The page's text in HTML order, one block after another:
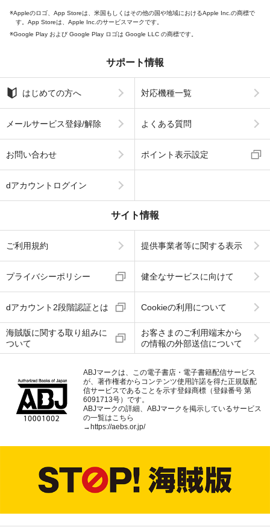
Appleのロゴ、App Storeは、米国もしくはその他の国や地域におけるApple Inc.の商標で
す。App Storeは、Apple Inc.のサービスマークです。
Google Play および Google Play ロゴは Google LLC の商標です。
サポート情報
はじめての方へ 対応機種一覧
メールサービス登録/解除 よくある質問
お問い合わせ ポイント表示設定
dアカウントログイン
サイト情報
ご利用規約 提供事業者等に関する表示
プライバシーポリシー 健全なサービスに向けて
dアカウント2段階認証とは Cookieの利用について
海賊版に関する取り組みに
ついて
お客さまのご利用端末から
の情報の外部送信について
ABJマークは、この電子書店・電子書籍配信サービス
が、著作権者からコンテンツ使用許諾を得た正規版配
信サービスであることを示す登録商標（登録番号 第
6091713号）です。
ABJマークの詳細、ABJマークを掲示しているサービス
の一覧はこちら
→ https://aebs.or.jp/